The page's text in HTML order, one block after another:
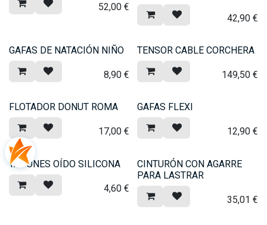
52,00 €
42,90€
GAFAS DE NATACIÓN NIÑO
8,90 €
TENSOR CABLE CORCHERA
149,50€
FLOTADOR DONUT ROMA
17,00 €
GAFAS FLEXI
12,90€
TAPONES OÍDO SILICONA
4,60 €
CINTURÓN CON AGARRE
PARA LASTRAR
35,01 €